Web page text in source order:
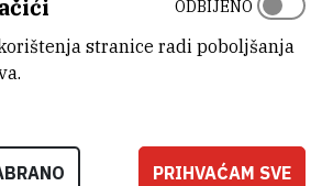
stranice radi poboljšanja
ODBIJENO
PRIHVAĆAM SVE